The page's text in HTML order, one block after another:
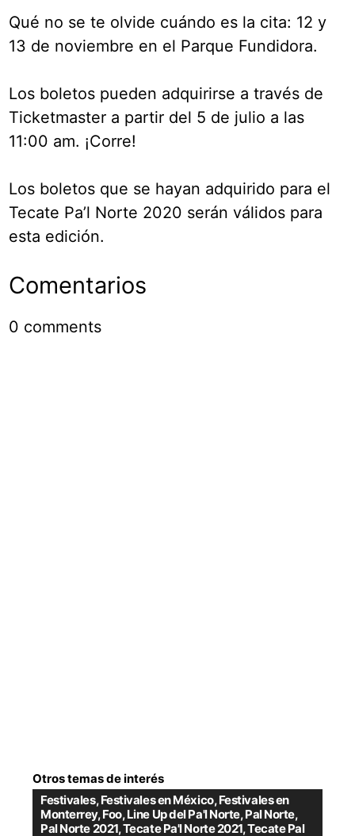
Qué no se te olvide cuándo es la cita: 12 y
13 de noviembre en el Parque Fundidora.
Los boletos pueden adquirirse a través de
Ticketmaster a partir del 5 de julio a las
11:00 am. ¡Corre!
Los boletos que se hayan adquirido para el
Tecate Pa’l Norte 2020 serán válidos para
esta edición.
Comentarios
0 comments
Otros temas de interés
Festivales,Festivales en México,Festivales en
Monterrey,Foo,Line Up del Pa'l Norte,Pal Norte,
Pal Norte 2021,Tecate Pa'l Norte 2021,Tecate Pal